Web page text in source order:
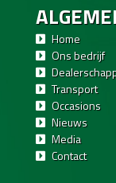
Home
Ons bedrijf
Transport
Occasions
Nieuws
Media
Contact